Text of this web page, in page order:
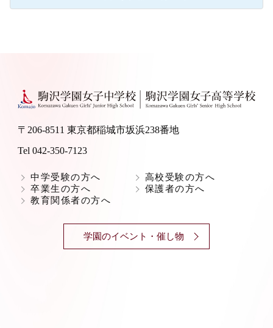
〒206-8511 東京都稲城市坂浜238番地
Tel 042-350-7123
中学受験の方へ
高校受験の方へ
卒業生の方へ
保護者の方へ
教育関係者の方へ
学園のイベント・催し物